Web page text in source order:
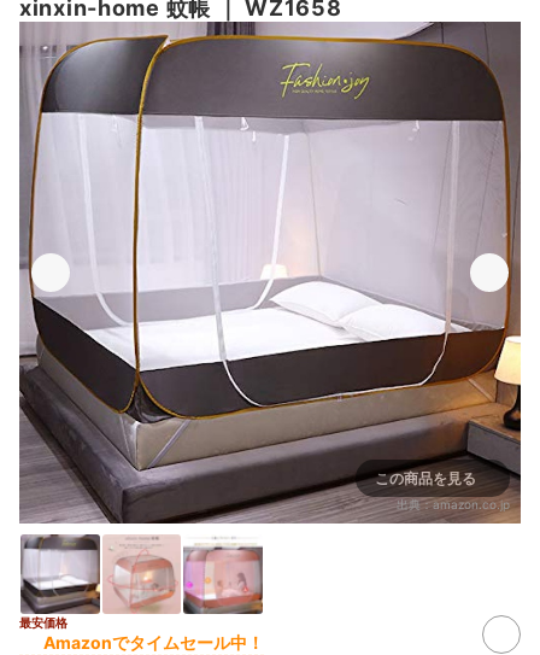
xinxin-home 蚊帳 ｜WZ1658
この商品を見る
出典：amazon.co.jp
最安価格
Amazonでタイムセール中！